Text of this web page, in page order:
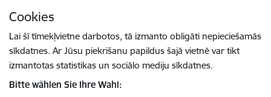
Cookies
Lai šī tīmekļvietne darbotos, tā izmanto obligāti nepieciešamās
sīkdatnes. Ar Jūsu piekrišanu papildus šajā vietnē var tikt
izmantotas statistikas un sociālo mediju sīkdatnes.
Bitte wählen Sie Ihre Wahl: